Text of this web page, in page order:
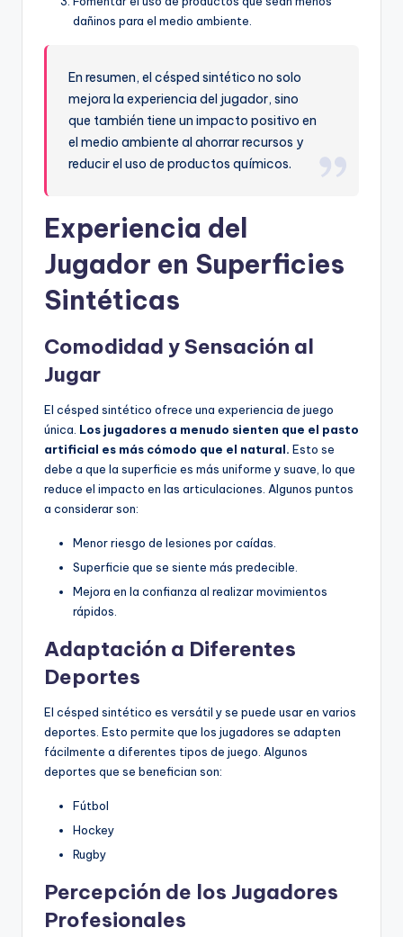
dañinos para el medio ambiente.
En resumen, el césped sintético no solo
mejora la experiencia del jugador, sino
que también tiene un impacto positivo en
el medio ambiente al ahorrar recursos y
reducir el uso de productos químicos.
Experiencia del
Jugador en Superficies
Sintéticas
Comodidad y Sensación al
Jugar
El césped sintético ofrece una experiencia de juego
única. Los jugadores a menudo sienten que el pasto
artificial es más cómodo que el natural. Esto se
debe a que la superficie es más uniforme y suave, lo que
reduce el impacto en las articulaciones. Algunos puntos
a considerar son:
Menor riesgo de lesiones por caídas.
Superficie que se siente más predecible.
Mejora en la confianza al realizar movimientos
rápidos.
Adaptación a Diferentes
Deportes
El césped sintético es versátil y se puede usar en varios
deportes. Esto permite que los jugadores se adapten
fácilmente a diferentes tipos de juego. Algunos
deportes que se benefician son:
Fútbol
Hockey
Rugby
Percepción de los Jugadores
Profesionales